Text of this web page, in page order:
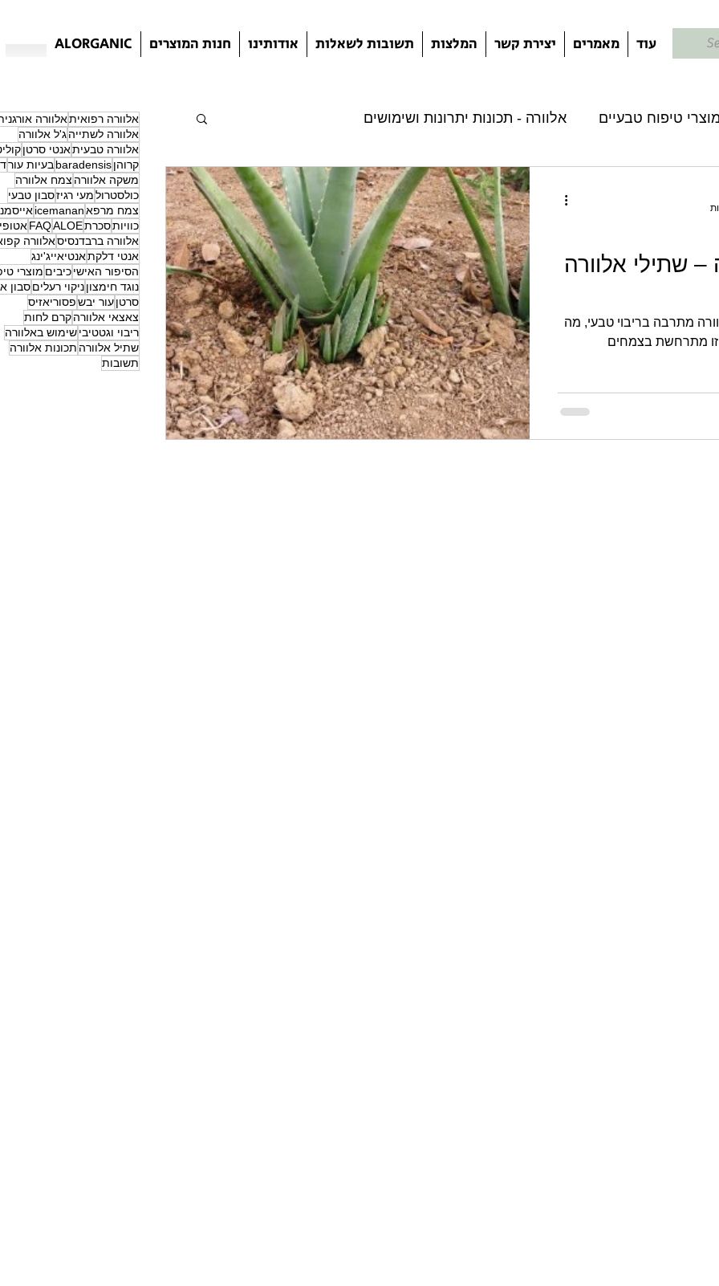
ALORGANIC חנות המוצרים אודותינו תשובות לשאלות המלצות יצירת קשר מאמרים עוד
אלוורה רפואיתאלוורה
אלוורה לשתייהג'ל אלוורה
אלוורה טבעיתאנטי סרטן
קרוהןbaradensisבעיות עור
משקה אלוורה צמח אלוורה
כולסטרולמעי רגיזסבון טבעי
צמח מרפאicemanan
כוויותסכרתALOE
FAQ
אלוורה ברבדנסיסאלוורה
אנטי דלקתאנטיאייג'ינג
הסיפור האישיכיבים מוצרי
נוגד חימצוןניקוי רעליםסבון
סרטןעור יבשפסוריאזיס
צאצאי אלוורהקרם לחות
ריבוי וגטטיבישימוש באלוורה
שתיל אלוורה תכונות אלוורה
תשובות
טיפוח טבעיים אלוורה - תכונות יתרונות ושימושים
סבון אלוורה טבעי
שתילי אלוורה
מתרבה בריבוי טבעי, מה
זו מתרחשת בצמחים